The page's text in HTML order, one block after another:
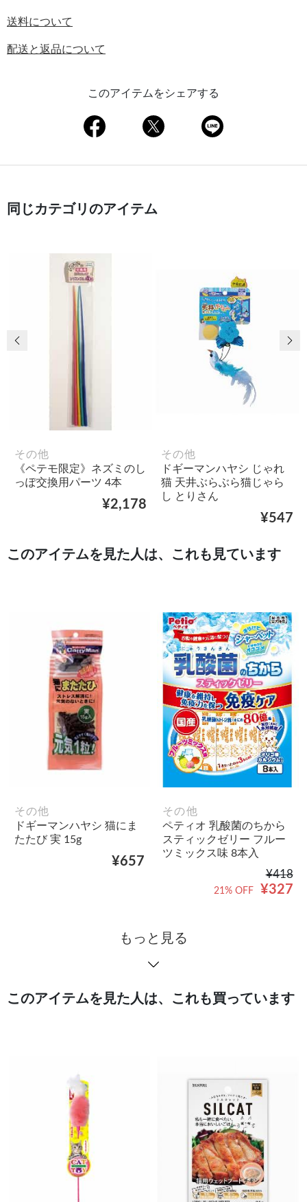
送料について
配送と返品について
このアイテムをシェアする
同じカテゴリのアイテム
その他
《ペテモ限定》ネズミのし
っぽ交換用パーツ 4本
¥2,178
その他
ドギーマンハヤシ じゃれ
猫 天井ぶらぶら猫じゃら
し とりさん
¥547
前の画像 次
このアイテムを見た人は、これも見ています
その他
ドギーマンハヤシ 猫にま
たたび 実 15g
¥657
その他
ペティオ 乳酸菌のちから
スティックゼリー フルー
ツミックス味 8本入
¥418
¥327
21% OFF
もっと見る
このアイテムを見た人は、これも買っています